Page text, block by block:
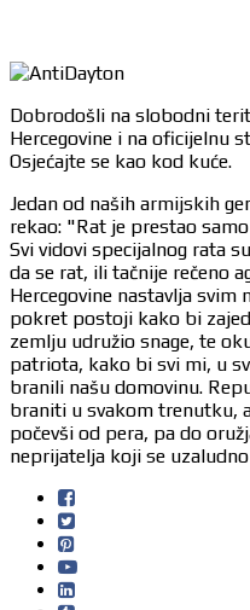
Dobrodošli na slobodni
Hercegovine i na oficijelnu
Osjećajte se kao kod kuće.
Jedan od naših armijskih
rekao: "Rat je prestao
Svi vidovi specijalnog rata
da se rat, ili tačnije rečeno
Hercegovine nastavlja
pokret postoji kako bi
zemlju udružio snage, te
patriota, kako bi svi mi, u
branili našu domovinu.
braniti u svakom trenutku,
počevši od pera, pa do
neprijatelja koji se